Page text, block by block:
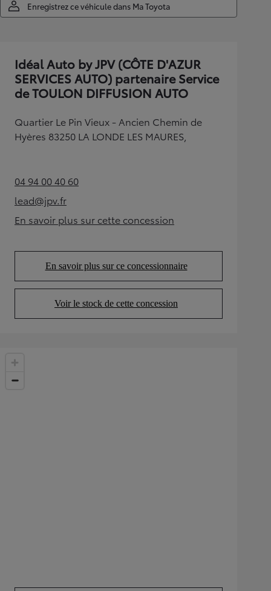
Enregistrez ce véhicule dans Ma Toyota
Idéal Auto by JPV (CÔTE D'AZUR
SERVICES AUTO) partenaire Service
de TOULON DIFFUSION AUTO
Quartier Le Pin Vieux - Ancien Chemin de
Hyères 83250 LA LONDE LES MAURES,
04 94 00 40 60(Opens in new tab)
lead@jpv.fr(Opens in new tab)
En savoir plus sur cette concession
(Opens in new tab)
En savoir plus sur ce concessionnaire
(Opens in new tab)
Voir le stock de cette concession
(Opens in new tab)